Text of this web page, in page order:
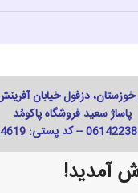
دزفول خیابان
پاساژ سعید فروشگاه پاکومُد
آمدید!